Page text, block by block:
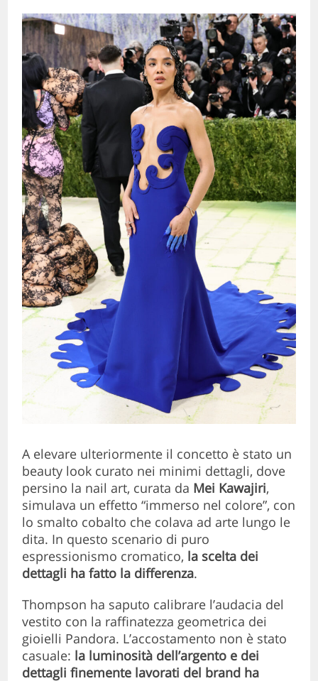
A elevare ulteriormente il concetto è stato un
beauty look curato nei minimi dettagli, dove
persino la nail art, curata da Mei Kawajiri,
simulava un effetto “immerso nel colore”, con
lo smalto cobalto che colava ad arte lungo le
dita. In questo scenario di puro
espressionismo cromatico, la scelta dei
dettagli ha fatto la differenza.
Thompson ha saputo calibrare l’audacia del
vestito con la raffinatezza geometrica dei
gioielli Pandora. L’accostamento non è stato
casuale: la luminosità dell’argento e dei
dettagli finemente lavorati del brand ha